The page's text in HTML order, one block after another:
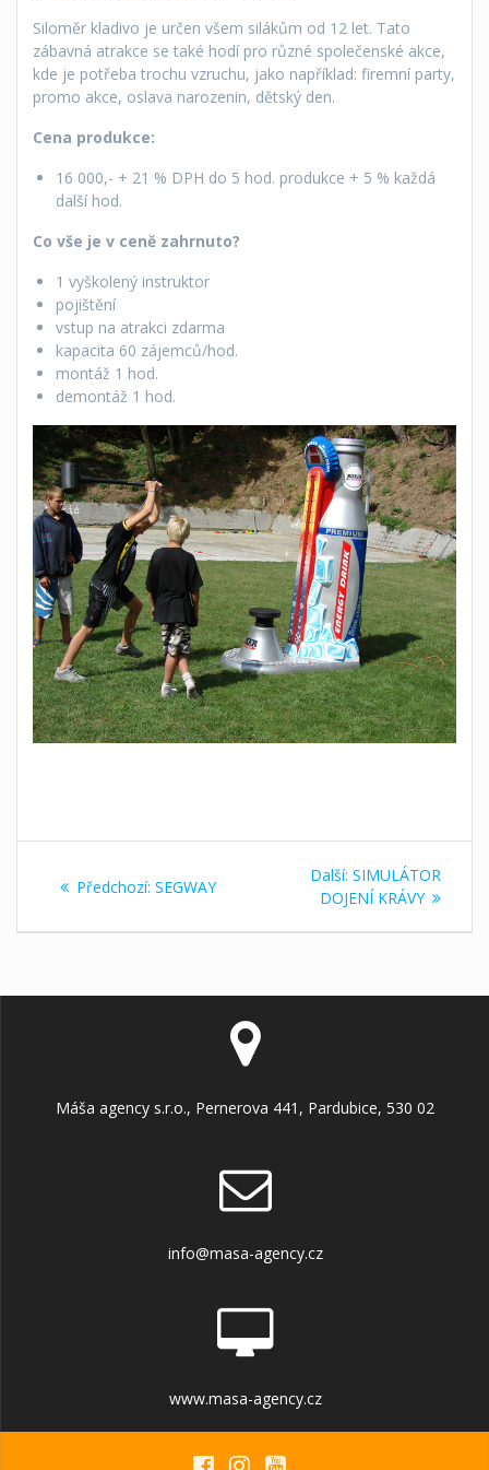
Siloměr kladivo je určen všem silákům od 12 let. Tato
zábavná atrakce se také hodí pro různé společenské akce,
kde je potřeba trochu vzruchu, jako například: firemní party,
promo akce, oslava narozenin, dětský den.
Cena produkce:
16 000,- + 21 % DPH do 5 hod. produkce + 5 % každá
další hod.
Co vše je v ceně zahrnuto?
1 vyškolený instruktor
pojištění
vstup na atrakci zdarma
kapacita 60 zájemců/hod.
montáž 1 hod.
demontáž 1 hod.
pro Předchozí: Předchozí
SEGWAY
Další: Další
příspěvek:
SIMULÁTOR
DOJENÍ KRÁVY
Máša agency s.r.o., Pernerova 441, Pardubice, 530 02
info@masa-agency.cz
www.masa-agency.cz